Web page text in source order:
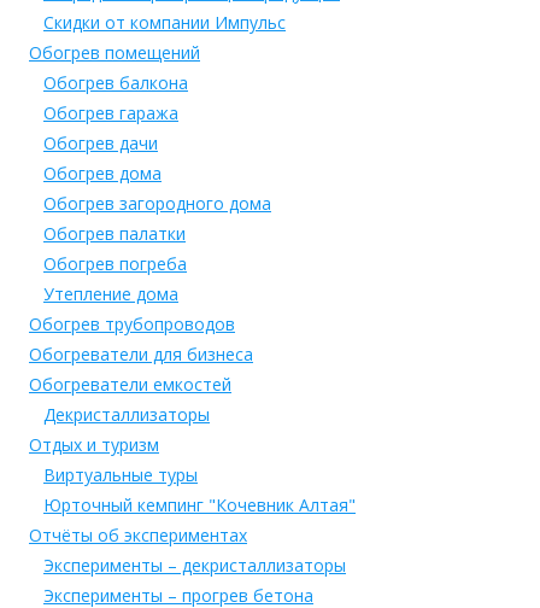
Скидки от компании Импульс
Обогрев помещений
Обогрев балкона
Обогрев гаража
Обогрев дачи
Обогрев дома
Обогрев загородного дома
Обогрев палатки
Обогрев погреба
Утепление дома
Обогрев трубопроводов
Обогреватели для бизнеса
Обогреватели емкостей
Декристаллизаторы
Отдых и туризм
Виртуальные туры
Юрточный кемпинг "Кочевник Алтая"
Отчёты об экспериментах
Эксперименты – декристаллизаторы
Эксперименты – прогрев бетона